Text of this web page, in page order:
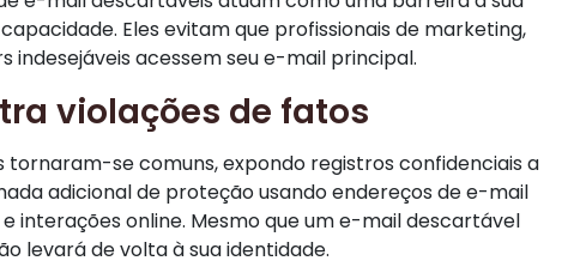
Eles evitam que profissionais de marketing,
indesejáveis acessem seu e-mail principal.
violações de fatos
tornaram-se comuns, expondo registros confidenciais a
adicional de proteção usando endereços de e-mail
interações online. Mesmo que um e-mail descartável
levará de volta à sua identidade.